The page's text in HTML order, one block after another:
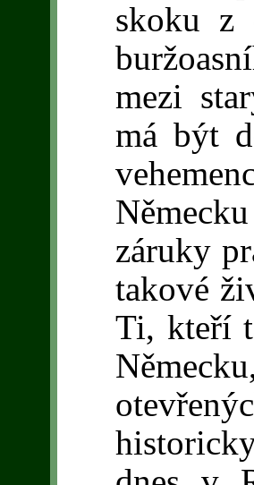
skoku z
mezi
má být
záruky
takové
Ti, kteří